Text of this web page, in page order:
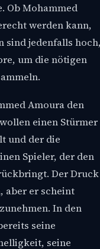
Ob Mohammed
werden kann,
sind jedenfalls
um die nötigen
Amoura den
einen Stürmer
und der die
Spieler, der den
Der Druck
aber er scheint
In den
seine
seine